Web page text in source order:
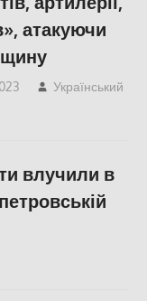
атакуючи
Український
влучили в